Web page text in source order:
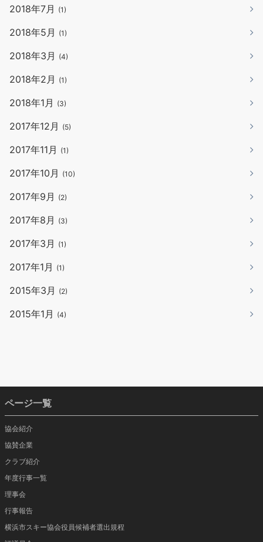
2018年7月 (1)
2018年5月 (1)
2018年3月 (4)
2018年2月 (1)
2018年1月 (3)
2017年12月 (5)
2017年11月 (1)
2017年10月 (10)
2017年9月 (2)
2017年8月 (3)
2017年3月 (1)
2017年1月 (1)
2015年3月 (2)
2015年1月 (4)
ページ一覧
協会紹介
協賛企業
クラブ紹介
年度行事一覧
理事会
行事報告
横浜市スキー協会役員候補者選出規程